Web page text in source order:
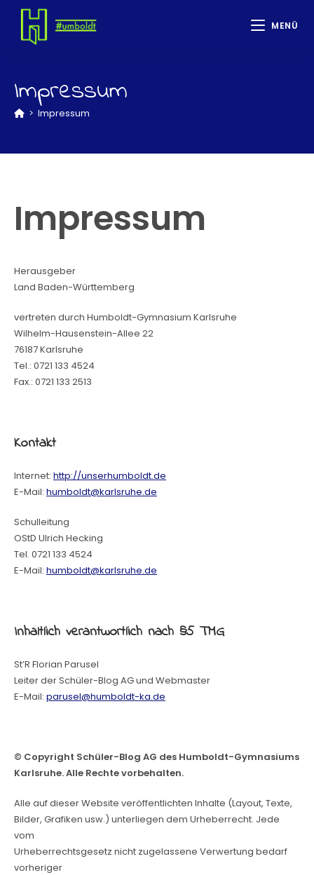
MENÜ
Impressum
> Impressum
Impressum
Herausgeber
Land Baden-Württemberg
vertreten durch Humboldt-Gymnasium Karlsruhe
Wilhelm-Hausenstein-Allee 22
76187 Karlsruhe
Tel.: 0721 133 4524
Fax.: 0721 133 2513
Kontakt
Internet: http://unserhumboldt.de
E-Mail: humboldt@karlsruhe.de
Schulleitung
OStD Ulrich Hecking
Tel. 0721 133 4524
E-Mail: humboldt@karlsruhe.de
Inhaltlich verantwortlich nach §5 TMG
St’R Florian Parusel
Leiter der Schüler-Blog AG und Webmaster
E-Mail: parusel@humboldt-ka.de
© Copyright Schüler-Blog AG des Humboldt-Gymnasiums
Karlsruhe. Alle Rechte vorbehalten.
Alle auf dieser Website veröffentlichten Inhalte (Layout, Texte,
Bilder, Grafiken usw.) unterliegen dem Urheberrecht. Jede
vom
Urheberrechtsgesetz nicht zugelassene Verwertung bedarf
vorheriger